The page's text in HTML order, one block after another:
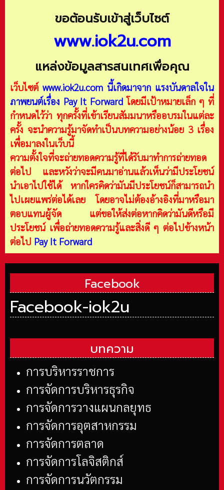
ขอต้อนรับเข้าสู่เว็บไซต์
www.iok2u.com
แหล่งข้อมูลสารสนเทศเพื่อคุณ
เว็บไซต์ www.iok2u.com นี้เกิดมาจาก แรงบันดาลใจใน
ภาพยนต์เรื่อง Pay It Forward โดยมีเป้าหมายเล็ก ๆ ที่
กำหนดไว้ว่า ทุกครั้งที่เข้าเรียนสัมมนาหรืออบรมในแต่ละ
ครั้ง จะนำความรู้มาจัดทำเป็นบทความอย่างน้อย 3 เรื่อง
เพื่อมาลงในเว็บนี้
ความตั้งใจที่จะถ่ายทอดความรู้ที่ได้รับมาทำการถ่ายทอด
ต่อไป และหวังว่าจะมีคนมาอ่านแล้วเห็นว่ามีประโยชน์
นำเอาไปใช้ได้ หากใครคิดว่ามันมีประโยชน์ก็สามารถนำ
ไปเผยแพร่ต่อได้เลย โดยอาจไม่ต้องอ้างอิงที่มาหรือมา
ตอบแทนผู้จัด แต่ขอให้ส่งต่อหากคิดว่ามันดีหรือมี
ประโยชน์ เพื่อถ่ายทอดความรู้และสิ่งดี ๆ ต่อไปข้างหน้า
ต่อไป Pay It Forward
Facebook
Facebook-iok2u
บทความ
การบริหารราชการ
การจัดการบริหารธุรกิจ
การจัดการวางแผนกลยุทธ
การจัดการอุตสาหกรรม
การจัดการตลาด
การจัดการโลจิสติกส์
การจัดการนวัตกรรม